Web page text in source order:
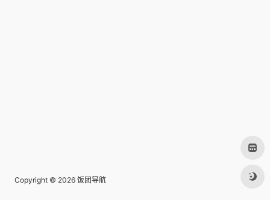
Copyright © 2026 饭团导航